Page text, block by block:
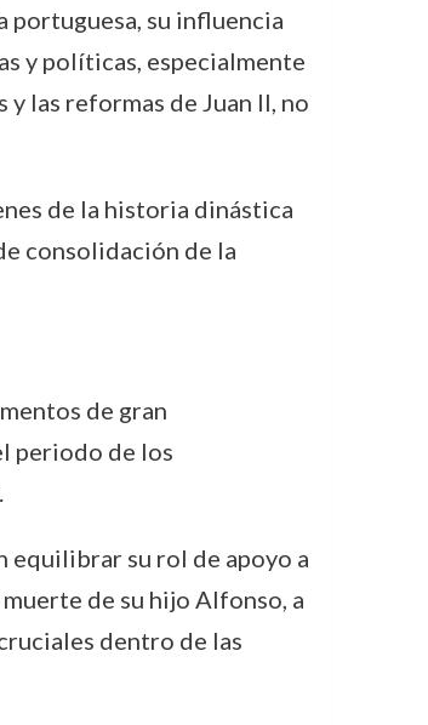
portuguesa, su influencia
y políticas, especialmente
las reformas de Juan II, no
de la historia dinástica
consolidación de la
de gran
periodo de los
equilibrar su rol de apoyo a
de su hijo Alfonso, a
dentro de las